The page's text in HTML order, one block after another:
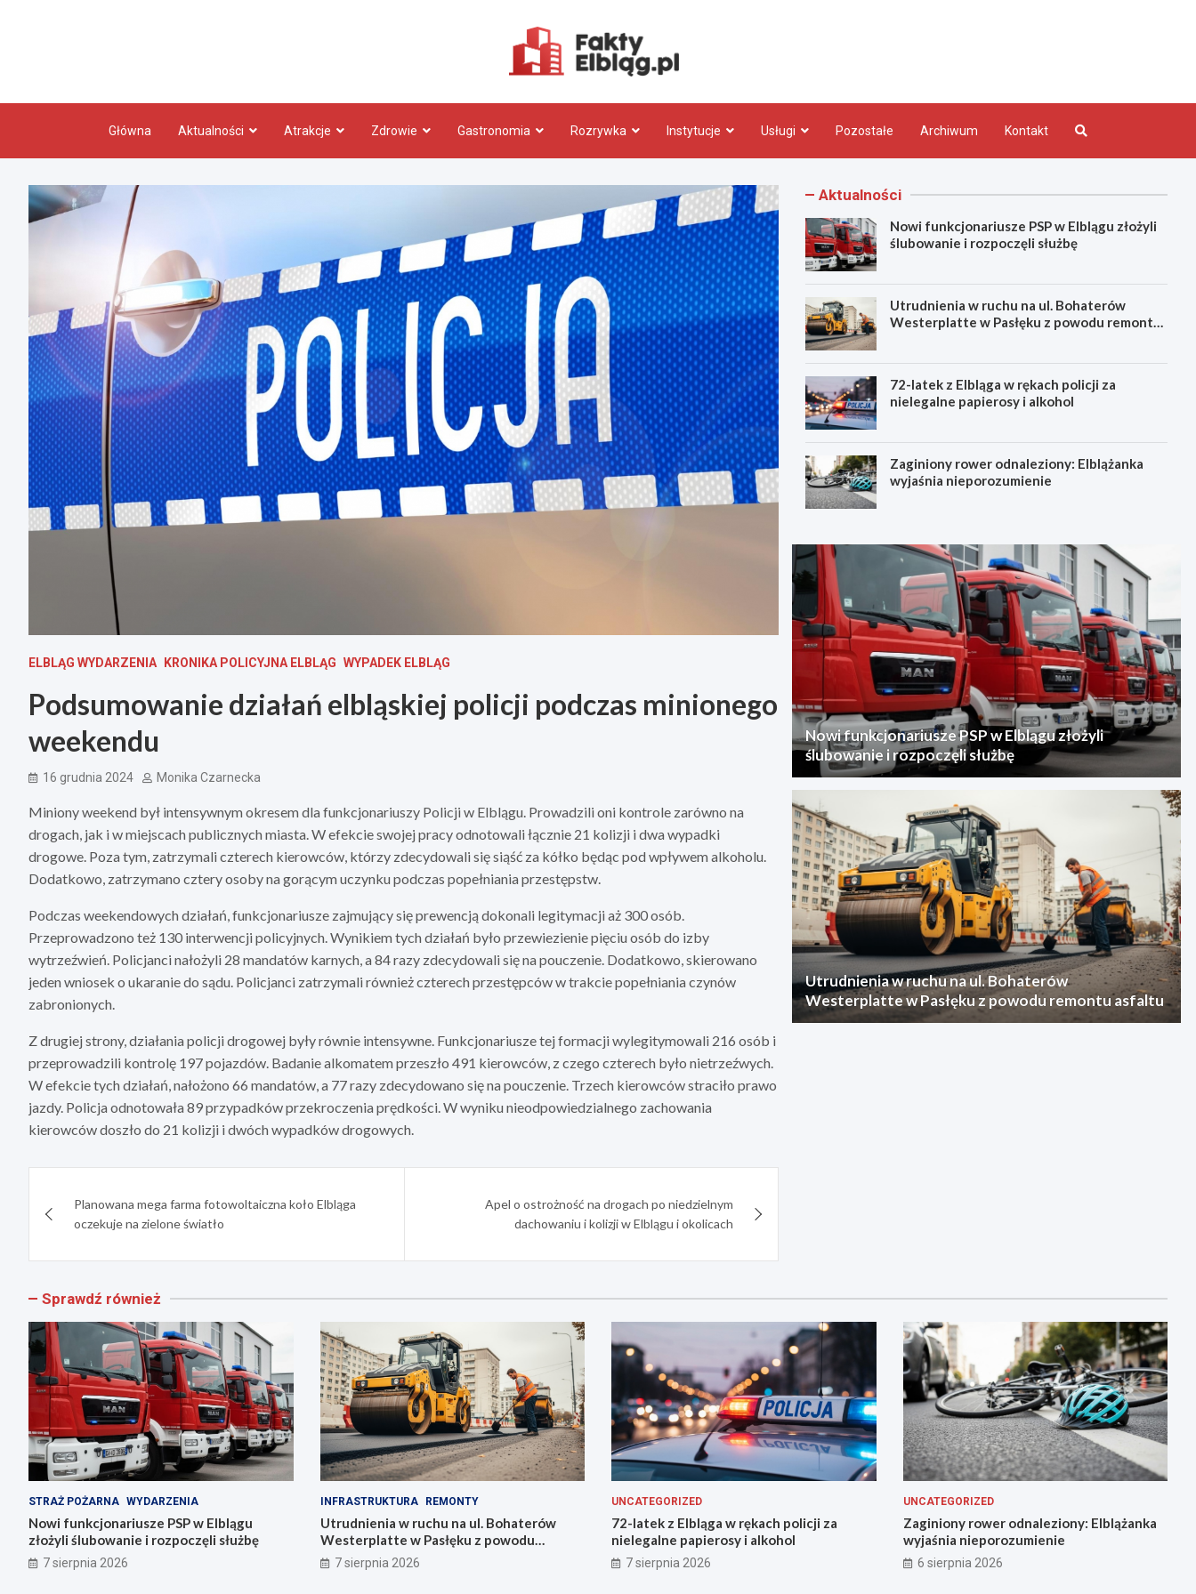
Główna Aktualności Atrakcje Zdrowie Gastronomia Rozrywka Instytucje Usługi Pozostałe Archiwum Kontakt
ELBLĄG WYDARZENIA KRONIKA POLICYJNA ELBLĄG WYPADEK ELBLĄG
Podsumowanie działań elbląskiej policji podczas minionego
weekendu
16 grudnia 2024 Monika Czarnecka
Miniony weekend był intensywnym okresem dla funkcjonariuszy Policji w Elblągu. Prowadzili oni kontrole zarówno na
drogach, jak i w miejscach publicznych miasta. W efekcie swojej pracy odnotowali łącznie 21 kolizji i dwa wypadki
drogowe. Poza tym, zatrzymali czterech kierowców, którzy zdecydowali się siąść za kółko będąc pod wpływem alkoholu.
Dodatkowo, zatrzymano cztery osoby na gorącym uczynku podczas popełniania przestępstw.
Podczas weekendowych działań, funkcjonariusze zajmujący się prewencją dokonali legitymacji aż 300 osób.
Przeprowadzono też 130 interwencji policyjnych. Wynikiem tych działań było przewiezienie pięciu osób do izby
wytrzeźwień. Policjanci nałożyli 28 mandatów karnych, a 84 razy zdecydowali się na pouczenie. Dodatkowo, skierowano
jeden wniosek o ukaranie do sądu. Policjanci zatrzymali również czterech przestępców w trakcie popełniania czynów
zabronionych.
Z drugiej strony, działania policji drogowej były równie intensywne. Funkcjonariusze tej formacji wylegitymowali 216 osób i
przeprowadzili kontrolę 197 pojazdów. Badanie alkomatem przeszło 491 kierowców, z czego czterech było nietrzeźwych.
W efekcie tych działań, nałożono 66 mandatów, a 77 razy zdecydowano się na pouczenie. Trzech kierowców straciło prawo
jazdy. Policja odnotowała 89 przypadków przekroczenia prędkości. W wyniku nieodpowiedzialnego zachowania
kierowców doszło do 21 kolizji i dwóch wypadków drogowych.
wpisuPlanowana mega farma fotowoltaiczna koło Elbląga
oczekuje na zielone światło
Apel o ostrożność na drogach po niedzielnym
dachowaniu i kolizji w Elblągu i okolicach
Aktualności
Nowi funkcjonariusze PSP w Elblągu złożyli
ślubowanie i rozpoczęli służbę
Utrudnienia w ruchu na ul. Bohaterów
Westerplatte w Pasłęku z powodu remontu
72-latek z Elbląga w rękach policji za
nielegalne papierosy i alkohol
Zaginiony rower odnaleziony: Elblążanka
wyjaśnia nieporozumienie
Nowi funkcjonariusze PSP w Elblągu złożyli
ślubowanie i rozpoczęli służbę
Utrudnienia w ruchu na ul. Bohaterów
Westerplatte w Pasłęku z powodu remontu asfaltu
Sprawdź również
STRAŻ POŻARNA WYDARZENIA
Nowi funkcjonariusze PSP w Elblągu
złożyli ślubowanie i rozpoczęli służbę
7 sierpnia 2026
INFRASTRUKTURA REMONTY
Utrudnienia w ruchu na ul. Bohaterów
Westerplatte w Pasłęku z powodu
remontu asfaltu
7 sierpnia 2026
UNCATEGORIZED
72-latek z Elbląga w rękach policji za
nielegalne papierosy i alkohol
7 sierpnia 2026
UNCATEGORIZED
Zaginiony rower odnaleziony: Elblążanka
wyjaśnia nieporozumienie
6 sierpnia 2026